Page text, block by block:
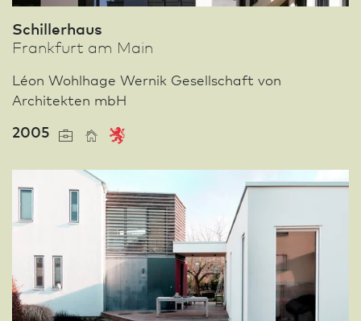
Schillerhaus
Frank­furt am Main
Léon Wohlhage Wernik Gesellschaft von
Architekten mbH
2005